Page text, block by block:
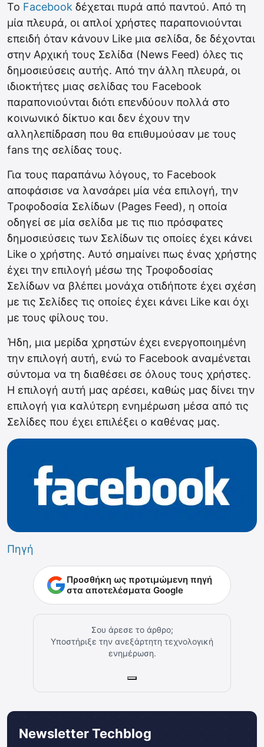
Το Facebook δέχεται πυρά από παντού. Από τη
μία πλευρά, οι απλοί χρήστες παραπονιούνται
επειδή όταν κάνουν Like μια σελίδα, δε δέχονται
στην Αρχική τους Σελίδα (News Feed) όλες τις
δημοσιεύσεις αυτής. Από την άλλη πλευρά, οι
ιδιοκτήτες μιας σελίδας του Facebook
παραπονιούνται διότι επενδύουν πολλά στο
κοινωνικό δίκτυο και δεν έχουν την
αλληλεπίδραση που θα επιθυμούσαν με τους
fans της σελίδας τους.
Για τους παραπάνω λόγους, το Facebook
αποφάσισε να λανσάρει μία νέα επιλογή, την
Τροφοδοσία Σελίδων (Pages Feed), η οποία
οδηγεί σε μία σελίδα με τις πιο πρόσφατες
δημοσιεύσεις των Σελίδων τις οποίες έχει κάνει
Like ο χρήστης. Αυτό σημαίνει πως ένας χρήστης
έχει την επιλογή μέσω της Τροφοδοσίας
Σελίδων να βλέπει μονάχα οτιδήποτε έχει σχέση
με τις Σελίδες τις οποίες έχει κάνει Like και όχι
με τους φίλους του.
Ήδη, μια μερίδα χρηστών έχει ενεργοποιημένη
την επιλογή αυτή, ενώ το Facebook αναμένεται
σύντομα να τη διαθέσει σε όλους τους χρήστες.
Η επιλογή αυτή μας αρέσει, καθώς μας δίνει την
επιλογή για καλύτερη ενημέρωση μέσα από τις
Σελίδες που έχει επιλέξει ο καθένας μας.
Πηγή
Προσθήκη ως προτιμώμενη πηγή
στα αποτελέσματα Google
Σου άρεσε το άρθρο;
Υποστήριξε την ανεξάρτητη τεχνολογική
ενημέρωση.
Newsletter Techblog